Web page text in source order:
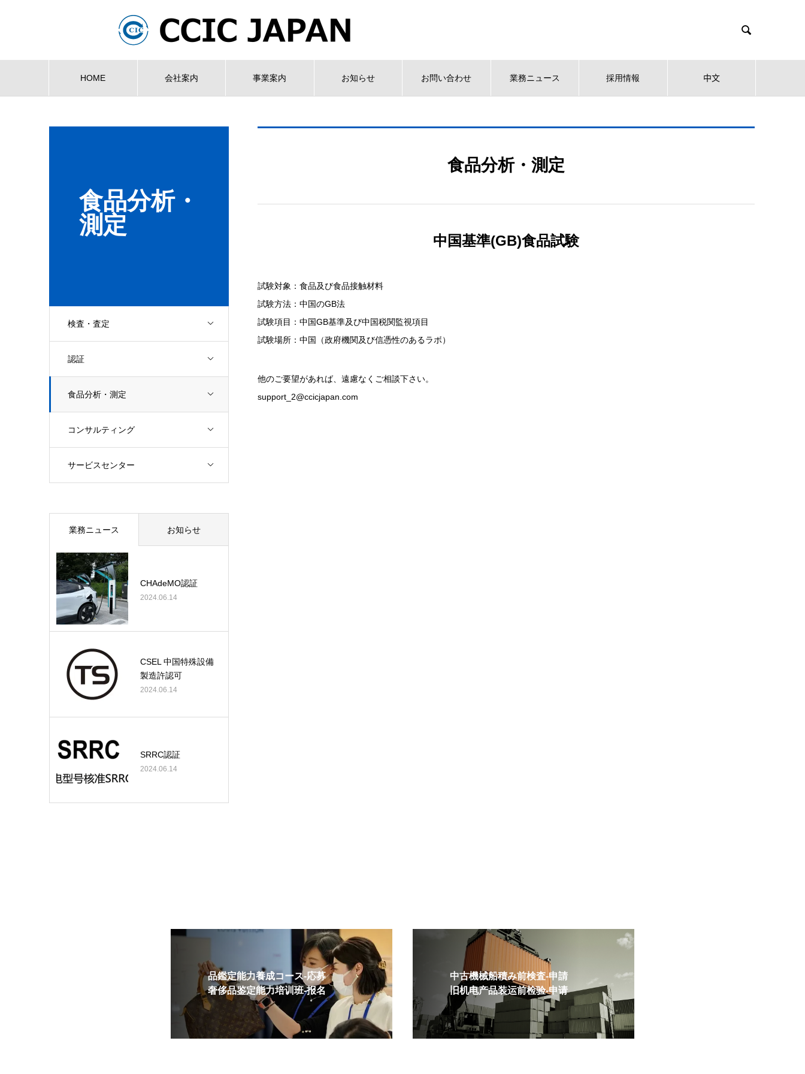

HOME 会社案内 事業案内 お知らせ お問い合わせ 業務ニュース 採用情報 中文
食品分析・
測定
検査・査定
認証
食品分析・測定
コンサルティング
サービスセンター
食品分析・測定
中国基準(GB)食品試験
試験対象：食品及び食品接触材料
試験方法：中国のGB法
試験項目：中国GB基準及び中国税関監視項目
試験場所：中国（政府機関及び信憑性のあるラボ）
他のご要望があれば、遠慮なくご相談下さい。
support_2@ccicjapan.com
業務ニュース お知らせ
CHAdeMO認証
2024.06.14
CSEL 中国特殊設備
製造許認可
2024.06.14
SRRC認証
2024.06.14
品鑑定能力養成コース-応募
奢侈品鉴定能力培训班-报名
中古機械船積み前検査-申請
旧机电产品装运前检验-申请